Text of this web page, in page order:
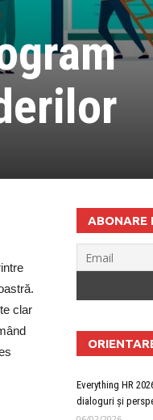
clar
ABONARE
Everything HR
dialoguri și